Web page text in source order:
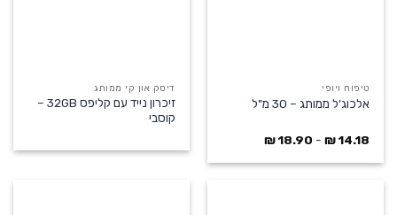
טיפוח ויופי
אלכוג'ל ממותג – 30 מ"ל
14.18
₪
-
18.90
₪
דיסק און קי ממותג
זיכרון נייד עם קליפס 32GB –
קוסבי